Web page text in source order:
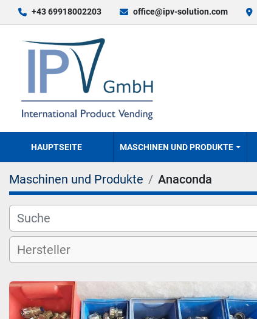
+43 69918002203 office@ipv-solution.com
HAUPTSEITE MASCHINEN UND PRODUKTE
Maschinen und Produkte Anaconda